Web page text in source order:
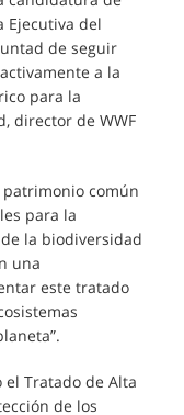
Ejecutiva del
de seguir
a la
para la
director de WWF
patrimonio común
para la
la biodiversidad
una
este tratado
Tratado de Alta
de los